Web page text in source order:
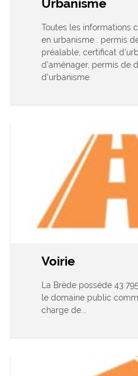
Urbanisme
Toutes les informations
en urbanisme : permis
préalable, certificat
d’aménager, permis de
d’urbanisme
Voirie
La Brède possède 43
le domaine public
charge de...